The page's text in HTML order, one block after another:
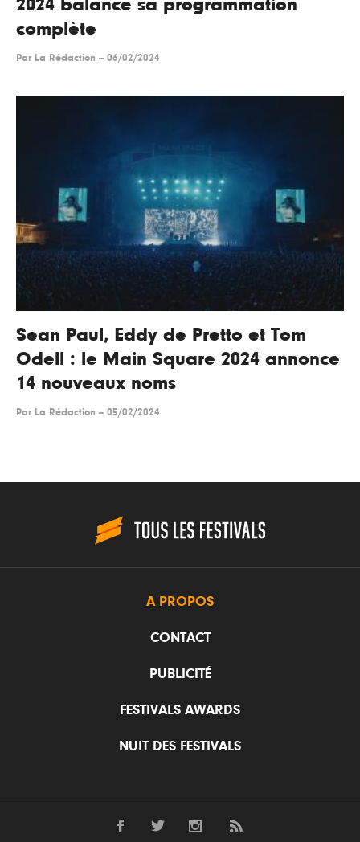
2024 balance sa programmation
complète
Par La Rédaction -- 06/02/2024
Sean Paul, Eddy de Pretto et Tom
Odell : le Main Square 2024 annonce
14 nouveaux noms
Par La Rédaction -- 05/02/2024
A PROPOS
CONTACT
PUBLICITÉ
FESTIVALS AWARDS
NUIT DES FESTIVALS